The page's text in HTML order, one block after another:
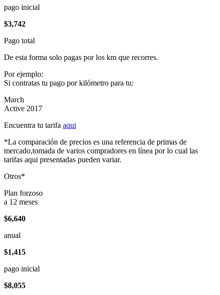
pago inicial
$3,742
Pago total
De esta forma solo pagas por los km que recorres.
Por ejemplo:
Si contratas tu pago por kilómetro para tu:
March
Active 2017
Encuentra tu tarifa aqui
*La comparación de precios es una referencia de primas de
mercado,tomada de varios compradores en línea por lo cual las
tarifas aqui presentadas pueden variar.
Otros*
Plan forzoso
a 12 meses
$6,640
anual
$1,415
pago inicial
$8,055